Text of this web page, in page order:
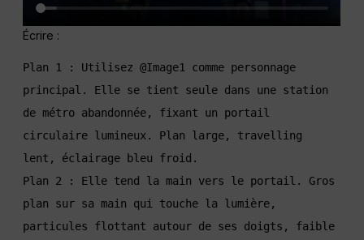
Écrire :
Plan 1 : Utilisez @Image1 comme personnage
principal. Elle se tient seule dans une station
de métro abandonnée, fixant un portail
circulaire lumineux. Plan large, travelling
lent, éclairage bleu froid.
Plan 2 : Elle tend la main vers le portail. Gros
plan sur sa main qui touche la lumière,
particules flottant autour de ses doigts, faible